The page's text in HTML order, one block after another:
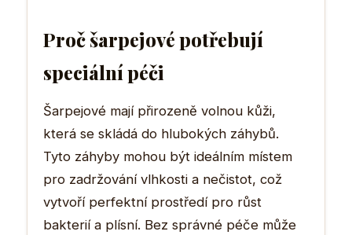
Proč šarpejové potřebují
speciální péči
Šarpejové mají přirozeně volnou kůži,
která se skládá do hlubokých záhybů.
Tyto záhyby mohou být ideálním místem
pro zadržování vlhkosti a nečistot, což
vytvoří perfektní prostředí pro růst
bakterií a plísní. Bez správné péče může